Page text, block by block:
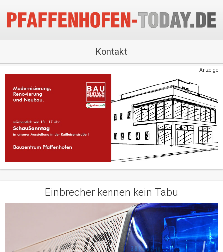
Kontakt
Anzeige
Einbrecher kennen kein Tabu